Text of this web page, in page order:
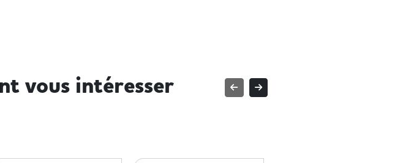
vous intéresser